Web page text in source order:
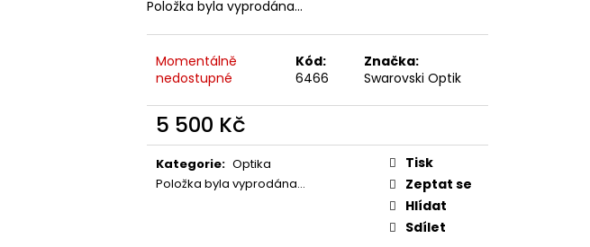
Položka byla vyprodána…
Momentálně
nedostupné
Kód:
6466
Značka:
Swarovski Optik
5 500 Kč
Měrná
cena:
Kategorie: Optika
Položka byla vyprodána…
Tisk
Zeptat se
Hlídat
Sdílet
NŮŽ ZAVÍRACÍ MAUSER